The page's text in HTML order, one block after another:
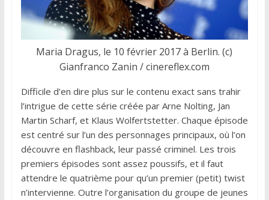
Maria Dragus, le 10 février 2017 à Berlin. (c)
Gianfranco Zanin / cinereflex.com
Difficile d’en dire plus sur le contenu exact sans trahir
l’intrigue de cette série créée par Arne Nolting, Jan
Martin Scharf, et Klaus Wolfertstetter. Chaque épisode
est centré sur l’un des personnages principaux, où l’on
découvre en flashback, leur passé criminel. Les trois
premiers épisodes sont assez poussifs, et il faut
attendre le quatrième pour qu’un premier (petit) twist
n’intervienne. Outre l’organisation du groupe de jeunes